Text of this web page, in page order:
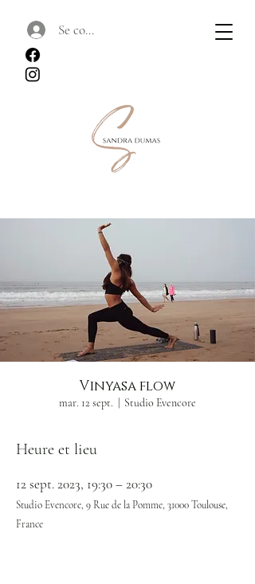
Se connecter
Vinyasa flow
mar. 12 sept. Studio Evencore
Heure et lieu
12 sept. 2023, 19:30 – 20:30
Studio Evencore, 9 Rue de la Pomme, 31000 Toulouse,
France